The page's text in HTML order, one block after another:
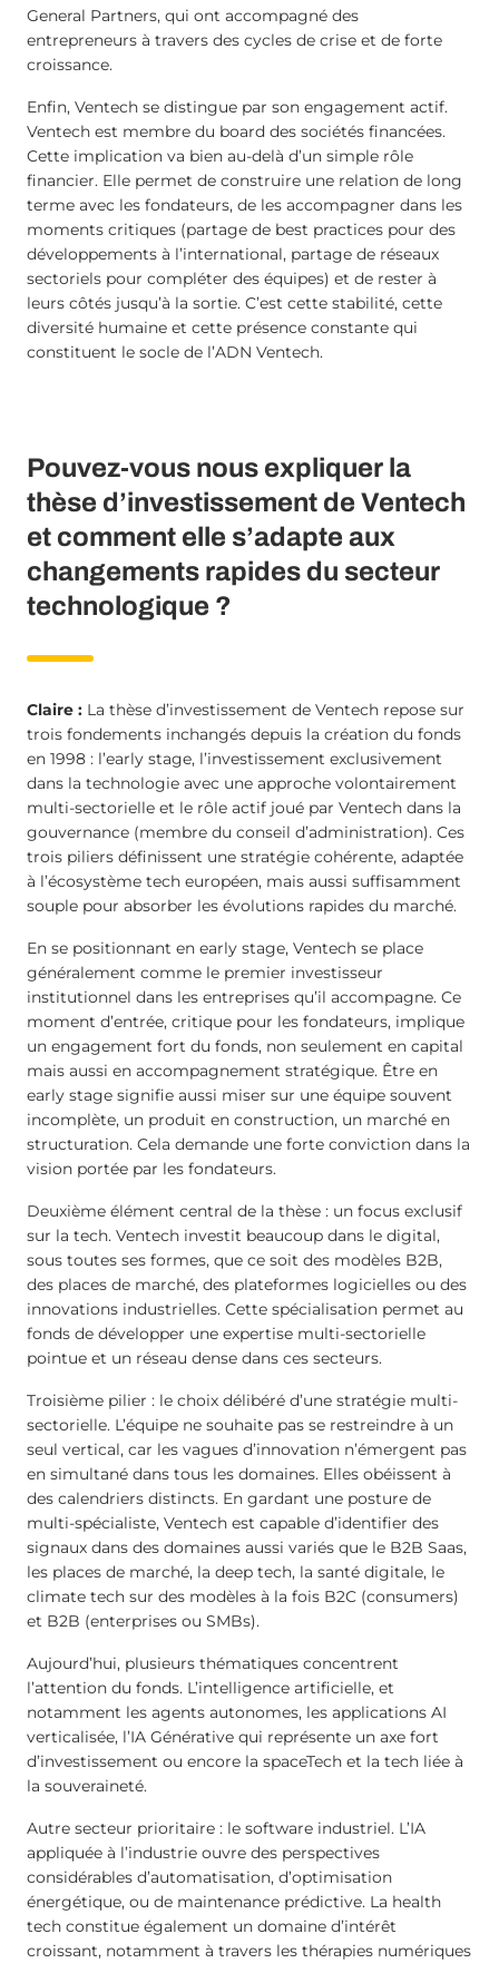
General Partners, qui ont accompagné des
entrepreneurs à travers des cycles de crise et de forte
croissance.
Enfin, Ventech se distingue par son engagement actif.
Ventech est membre du board des sociétés financées.
Cette implication va bien au-delà d’un simple rôle
financier. Elle permet de construire une relation de long
terme avec les fondateurs, de les accompagner dans les
moments critiques (partage de best practices pour des
développements à l’international, partage de réseaux
sectoriels pour compléter des équipes) et de rester à
leurs côtés jusqu’à la sortie. C’est cette stabilité, cette
diversité humaine et cette présence constante qui
constituent le socle de l’ADN Ventech.
Pouvez-vous nous expliquer la
thèse d’investissement de Ventech
et comment elle s’adapte aux
changements rapides du secteur
technologique ?
Claire : La thèse d’investissement de Ventech repose sur
trois fondements inchangés depuis la création du fonds
en 1998 : l’early stage, l’investissement exclusivement
dans la technologie avec une approche volontairement
multi-sectorielle et le rôle actif joué par Ventech dans la
gouvernance (membre du conseil d’administration). Ces
trois piliers définissent une stratégie cohérente, adaptée
à l’écosystème tech européen, mais aussi suffisamment
souple pour absorber les évolutions rapides du marché.
En se positionnant en early stage, Ventech se place
généralement comme le premier investisseur
institutionnel dans les entreprises qu’il accompagne. Ce
moment d’entrée, critique pour les fondateurs, implique
un engagement fort du fonds, non seulement en capital
mais aussi en accompagnement stratégique. Être en
early stage signifie aussi miser sur une équipe souvent
incomplète, un produit en construction, un marché en
structuration. Cela demande une forte conviction dans la
vision portée par les fondateurs.
Deuxième élément central de la thèse : un focus exclusif
sur la tech. Ventech investit beaucoup dans le digital,
sous toutes ses formes, que ce soit des modèles B2B,
des places de marché, des plateformes logicielles ou des
innovations industrielles. Cette spécialisation permet au
fonds de développer une expertise multi-sectorielle
pointue et un réseau dense dans ces secteurs.
Troisième pilier : le choix délibéré d’une stratégie multi-
sectorielle. L’équipe ne souhaite pas se restreindre à un
seul vertical, car les vagues d’innovation n’émergent pas
en simultané dans tous les domaines. Elles obéissent à
des calendriers distincts. En gardant une posture de
multi-spécialiste, Ventech est capable d’identifier des
signaux dans des domaines aussi variés que le B2B Saas,
les places de marché, la deep tech, la santé digitale, le
climate tech sur des modèles à la fois B2C (consumers)
et B2B (enterprises ou SMBs).
Aujourd’hui, plusieurs thématiques concentrent
l’attention du fonds. L’intelligence artificielle, et
notamment les agents autonomes, les applications AI
verticalisée, l’IA Générative qui représente un axe fort
d’investissement ou encore la spaceTech et la tech liée à
la souveraineté.
Autre secteur prioritaire : le software industriel. L’IA
appliquée à l’industrie ouvre des perspectives
considérables d’automatisation, d’optimisation
énergétique, ou de maintenance prédictive. La health
tech constitue également un domaine d’intérêt
croissant, notamment à travers les thérapies numériques